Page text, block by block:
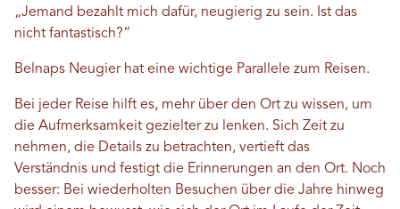
„Jemand bezahlt mich dafür, neugierig zu sein. Ist das
nicht fantastisch?“
Belnaps Neugier hat eine wichtige Parallele zum Reisen.
Bei jeder Reise hilft es, mehr über den Ort zu wissen, um
die Aufmerksamkeit gezielter zu lenken. Sich Zeit zu
nehmen, die Details zu betrachten, vertieft das
Verständnis und festigt die Erinnerungen an den Ort. Noch
besser: Bei wiederholten Besuchen über die Jahre hinweg